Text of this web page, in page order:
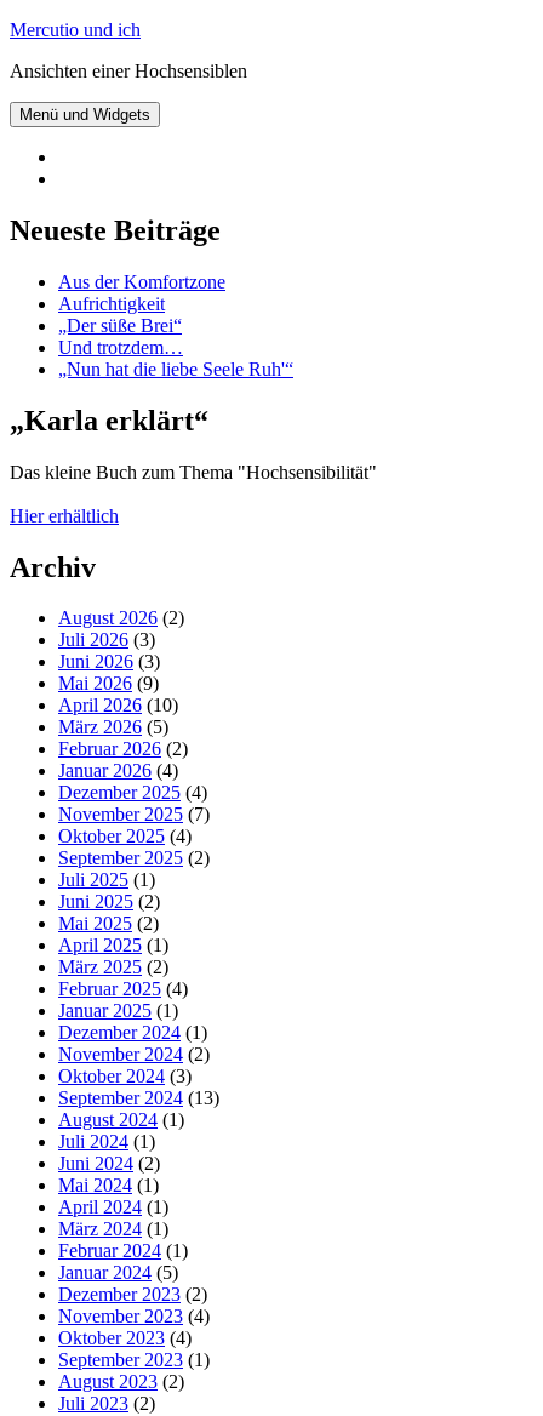
Zum
springen
Mercutio und ich
Ansichten einer Hochsensiblen
Menü und Widgets
Neueste Beiträge
Aus der Komfortzone
Aufrichtigkeit
„Der süße Brei“
Und trotzdem…
„Nun hat die liebe Seele Ruh'“
„Karla erklärt“
Das kleine Buch zum Thema "Hochsensibilität"
Hier erhältlich
Archiv
August 2026 (2)
Juli 2026 (3)
Juni 2026 (3)
Mai 2026 (9)
April 2026 (10)
März 2026 (5)
Februar 2026 (2)
Januar 2026 (4)
Dezember 2025 (4)
November 2025 (7)
Oktober 2025 (4)
September 2025 (2)
Juli 2025 (1)
Juni 2025 (2)
Mai 2025 (2)
April 2025 (1)
März 2025 (2)
Februar 2025 (4)
Januar 2025 (1)
Dezember 2024 (1)
November 2024 (2)
Oktober 2024 (3)
September 2024 (13)
August 2024 (1)
Juli 2024 (1)
Juni 2024 (2)
Mai 2024 (1)
April 2024 (1)
März 2024 (1)
Februar 2024 (1)
Januar 2024 (5)
Dezember 2023 (2)
November 2023 (4)
Oktober 2023 (4)
September 2023 (1)
August 2023 (2)
Juli 2023 (2)